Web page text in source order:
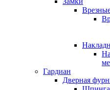
Гардиан
Дверная